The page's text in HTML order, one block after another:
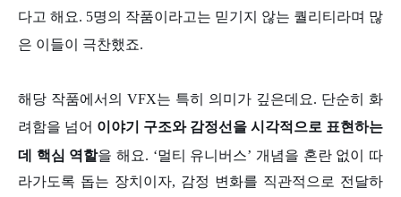
다고 해요. 5명의 작품이라고는 믿기지 않는 퀄리티라며 많
은 이들이 극찬했죠.
해당 작품에서의 VFX는 특히 의미가 깊은데요. 단순히 화
려함을 넘어 이야기 구조와 감정선을 시각적으로 표현하는
데 핵심 역할을 해요. ‘멀티 유니버스’ 개념을 혼란 없이 따
라가도록 돕는 장치이자, 감정 변화를 직관적으로 전달하